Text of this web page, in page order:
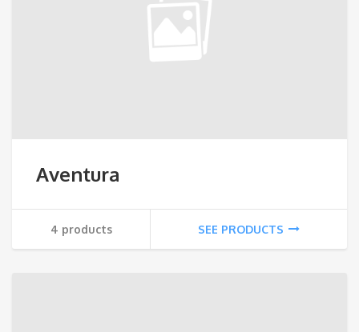
Aventura
4 products SEE PRODUCTS